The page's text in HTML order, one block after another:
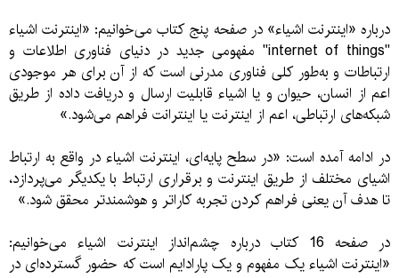
درباره «اینترنت اشیاء» در صفحه پنج کتاب می‌خوانیم: «اینترنت اشیاء
"internet of things" مفهومی جدید در دنیای فناوری اطلاعات و
ارتباطات و به‌طور کلی فناوری مدرنی است که از آن برای هر موجودی
اعم از انسان،‌ حیوان و یا اشیاء قابلیت ارسال و دریافت داده از طریق
شبکه‌های ارتباطی، اعم از اینترنت یا اینترانت فراهم می‌شود.»
در ادامه آمده است: «در سطح پایه‌ای، اینترنت اشیاء در واقع به ارتباط
اشیای مختلف از طریق اینترنت و برقراری ارتباط با یکدیگر می‌پردازد،
تا هدف آن یعنی فراهم کردن تجربه کاراتر و هوشمند‌تر محقق شود.»
در صفحه 16 کتاب درباره چشم‌انداز اینترنت اشیاء می‌خوانیم:
«اینترنت اشیاء یک مفهوم و یک پارادایم است که حضور گسترده‌‌ای در